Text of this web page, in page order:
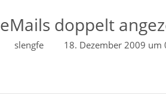
eMails doppelt
slengfe 18. Dezember 2009 um